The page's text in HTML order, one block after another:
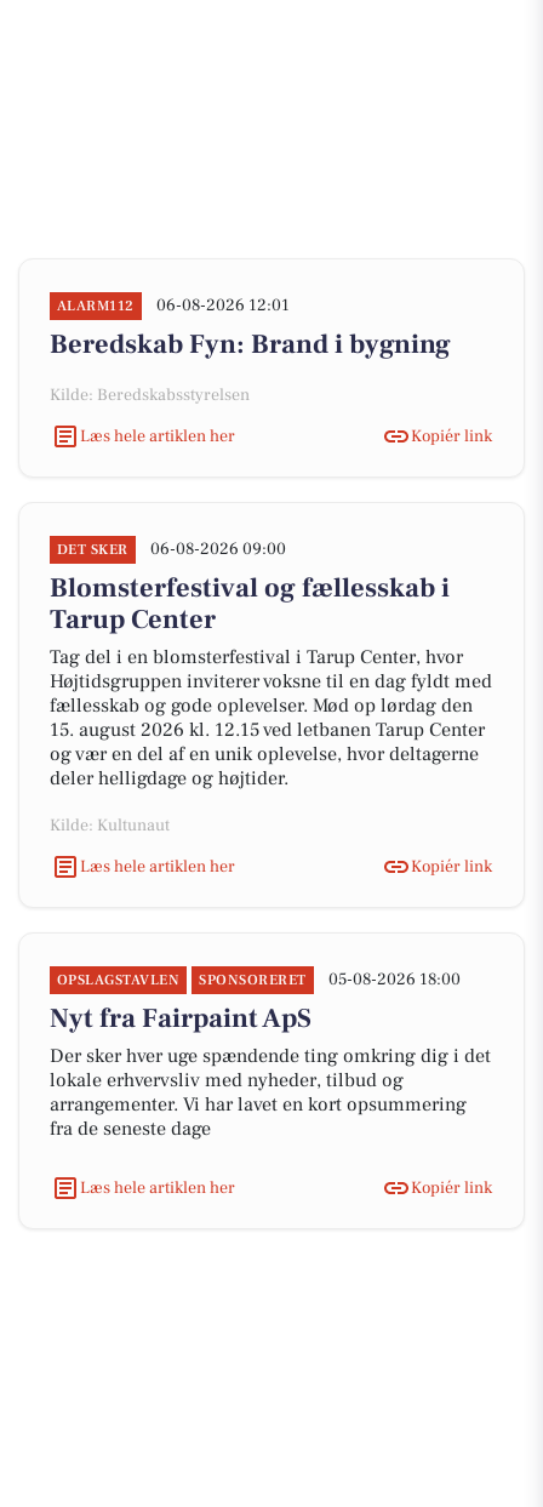
ALARM112 06-08-2026 12:01
Beredskab Fyn: Brand i bygning
Kilde: Beredskabsstyrelsen
Læs hele artiklen her
Kopiér link
DET SKER 06-08-2026 09:00
Blomsterfestival og fællesskab i
Tarup Center
Tag del i en blomsterfestival i Tarup Center, hvor
Højtidsgruppen inviterer voksne til en dag fyldt med
fællesskab og gode oplevelser. Mød op lørdag den
15. august 2026 kl. 12.15 ved letbanen Tarup Center
og vær en del af en unik oplevelse, hvor deltagerne
deler helligdage og højtider.
Kilde: Kultunaut
Læs hele artiklen her
Kopiér link
OPSLAGSTAVLEN SPONSORERET 05-08-2026 18:00
Nyt fra Fairpaint ApS
Der sker hver uge spændende ting omkring dig i det
lokale erhvervsliv med nyheder, tilbud og
arrangementer. Vi har lavet en kort opsummering
fra de seneste dage
Læs hele artiklen her Kopiér link